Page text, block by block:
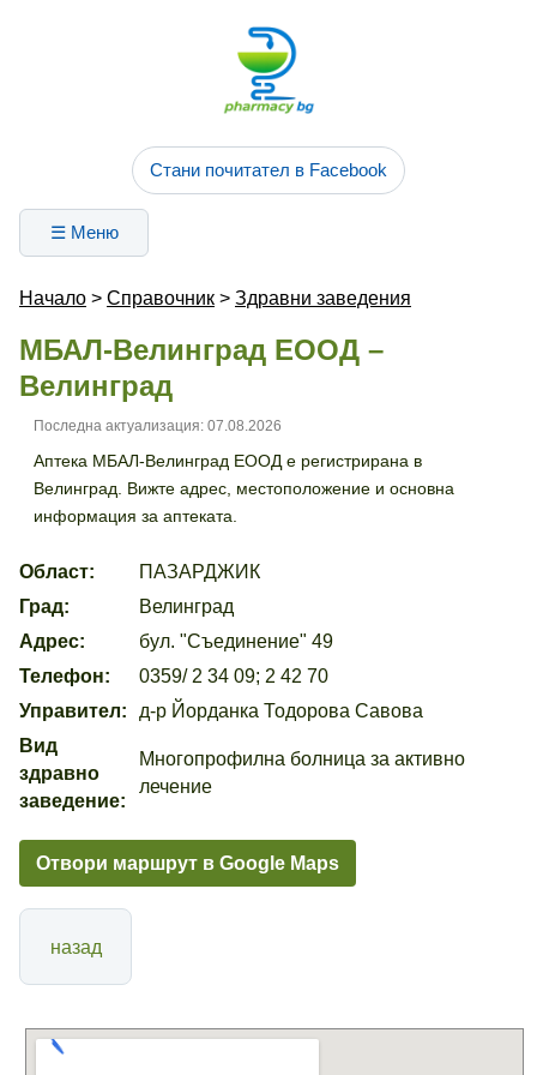
Стани почитател в Facebook
☰ Меню
Начало > Справочник > Здравни заведения
МБАЛ-Велинград ЕООД –
Велинград
Последна актуализация: 07.08.2026
Аптека МБАЛ-Велинград ЕООД е регистрирана в
Велинград. Вижте адрес, местоположение и основна
информация за аптеката.
Област:
ПАЗАРДЖИК
Град:
Велинград
Адрес:
бул. "Съединение" 49
Телефон:
0359/ 2 34 09; 2 42 70
Управител:
д-р Йорданка Тодорова Савова
Вид
здравно
заведение:
Многопрофилна болница за активно
лечение
Отвори маршрут в Google Maps
назад